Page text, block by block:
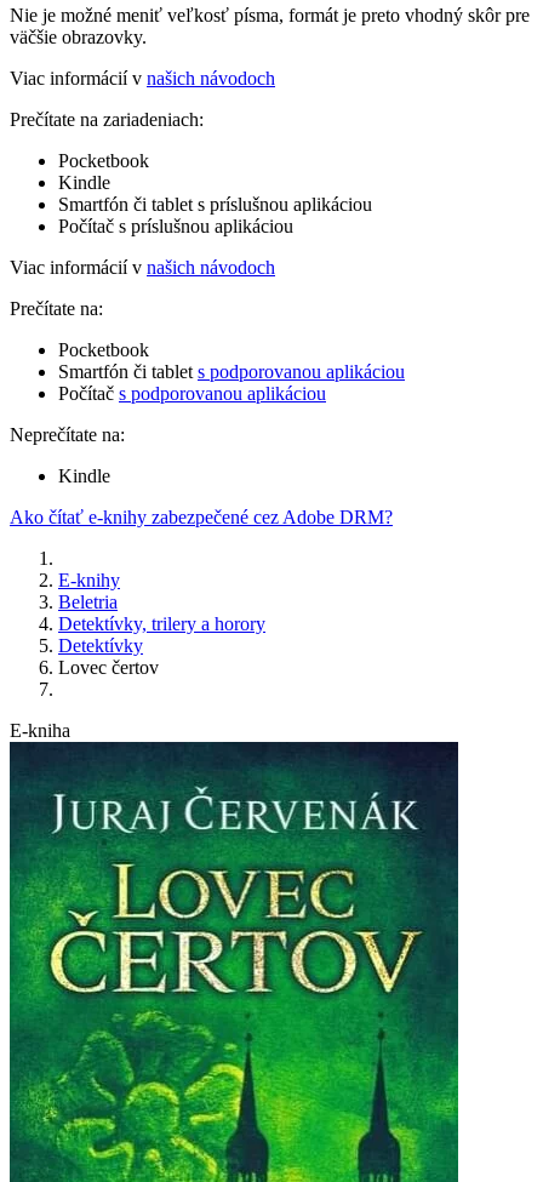
Nie je možné meniť veľkosť písma, formát je preto vhodný skôr pre
väčšie obrazovky.
Viac informácií v našich návodoch
Prečítate na zariadeniach:
Pocketbook
Kindle
Smartfón či tablet s príslušnou aplikáciou
Počítač s príslušnou aplikáciou
Viac informácií v našich návodoch
Prečítate na:
Pocketbook
Smartfón či tablet s podporovanou aplikáciou
Počítač s podporovanou aplikáciou
Neprečítate na:
Kindle
Ako čítať e-knihy zabezpečené cez Adobe DRM?
E-knihy
Beletria
Detektívky, trilery a horory
Detektívky
Lovec čertov
E-kniha